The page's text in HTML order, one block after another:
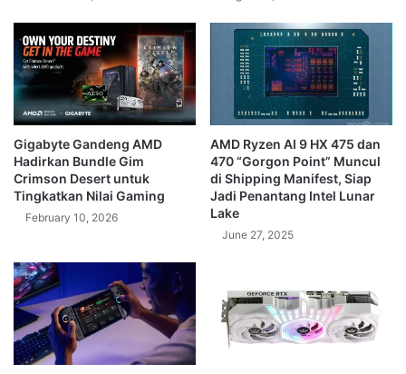
Gigabyte Gandeng AMD
Hadirkan Bundle Gim
Crimson Desert untuk
Tingkatkan Nilai Gaming
February 10, 2026
AMD Ryzen AI 9 HX 475 dan
470 “Gorgon Point” Muncul
di Shipping Manifest, Siap
Jadi Penantang Intel Lunar
Lake
June 27, 2025